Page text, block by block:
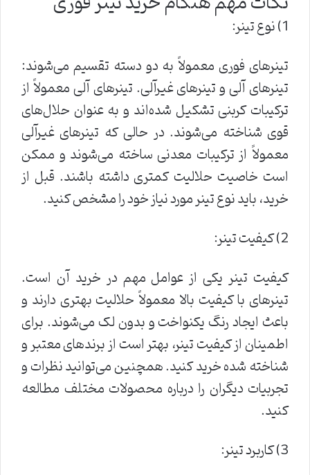
1) نوع تینر:
تینرهای فوری معمولاً به دو دسته تقسیم می‌شوند:
تینرهای آلی و تینرهای غیرآلی. تینرهای آلی معمولاً از
ترکیبات کربنی تشکیل شده‌اند و به عنوان حلال‌های
قوی شناخته می‌شوند. در حالی که تینرهای غیرآلی
معمولاً از ترکیبات معدنی ساخته می‌شوند و ممکن
است خاصیت حلالیت کمتری داشته باشند. قبل از
خرید، باید نوع تینر مورد نیاز خود را مشخص کنید.
2) کیفیت تینر:
کیفیت تینر یکی از عوامل مهم در خرید آن است.
تینرهای با کیفیت بالا معمولاً حلالیت بهتری دارند و
باعث ایجاد رنگ یکنواخت و بدون لک می‌شوند. برای
اطمینان از کیفیت تینر، بهتر است از برندهای معتبر و
شناخته شده خرید کنید. همچنین می‌توانید نظرات و
تجربیات دیگران را درباره محصولات مختلف مطالعه
کنید.
3) کاربرد تینر: